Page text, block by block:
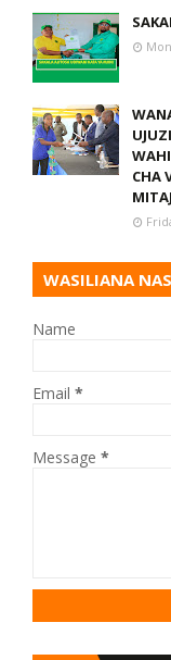
CHA
WASILIANA
Name
Email *
Message *